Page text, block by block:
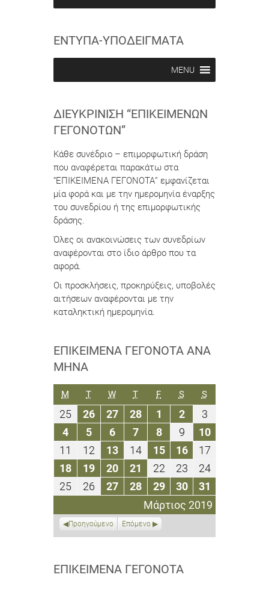
ΕΝΤΥΠΑ-ΥΠΟΔΕΙΓΜΑΤΑ
MENU
ΔΙΕΥΚΡΊΝΙΣΗ “ΕΠΙΚΕΊΜΕΝΩΝ
ΓΕΓΟΝΌΤΩΝ”
Κάθε συνέδριο – επιμορφωτική δράση
που αναφέρεται παρακάτω στα
“ΕΠΙΚΕΙΜΕΝΑ ΓΕΓΟΝΟΤΑ” εμφανίζεται
μία φορά και με την ημερομηνία έναρξης
του συνεδρίου ή της επιμορφωτικής
δράσης.
Όλες οι ανακοινώσεις των συνεδρίων
αναφέρονται στο ίδιο άρθρο που τα
αφορά.
Οι προσκλήσεις, προκηρύξεις, υποβολές
αιτήσεων αναφέρονται με την
καταληκτική ημερομηνία.
ΕΠΙΚΕΊΜΕΝΑ ΓΕΓΟΝΌΤΑ ΑΝΆ
ΜΉΝΑ
Μάρτιος 2019
M ΔΕΥΤΈΡΑ
TΤΡΊΤΗ
WΤΕΤΆΡΤΗ
TΠΈΜΠΤΗ
FΠΑΡΑΣΚΕΥΉ
SΣΆΒΒΑΤΟ
SΚΥΡΙΑΚΉ
2525
Φεβρουαρίου
2019
2626
Φεβρουαρίου
2019
2727
Φεβρουαρίου
2019
2828
Φεβρουαρίου
2019
1
Μαρτίου
2019
22
Μαρτίου
2019
33
Μαρτίου
2019
44
Μαρτίου
2019
55
Μαρτίου
2019
66
Μαρτίου
2019
77
Μαρτίου
2019
88
Μαρτίου
2019
99
Μαρτίου
2019
1010
Μαρτίου
11
Μαρτίου
2019
12
Μαρτίου
2019
1313
Μαρτίου
2019
1414
Μαρτίου
2019
1515
Μαρτίου
2019
1616
Μαρτίου
2019
1717
2019
1818
Μαρτίου
2019
1919
Μαρτίου
2019
2020
Μαρτίου
2019
21
Μαρτίου
2019
2222
Μαρτίου
2019
2323
Μαρτίου
2019
2424
Μαρτίου
2019
2525
Μαρτίου
26
Μαρτίου
2727
Μαρτίου
2828
Μαρτίου
2019
2929
Μαρτίου
2019
3030
Μαρτίου
2019
31
Μαρτίου
2019
Προηγούμενο Επόμενο
ΕΠΙΚΕΊΜΕΝΑ ΓΕΓΟΝΌΤΑ